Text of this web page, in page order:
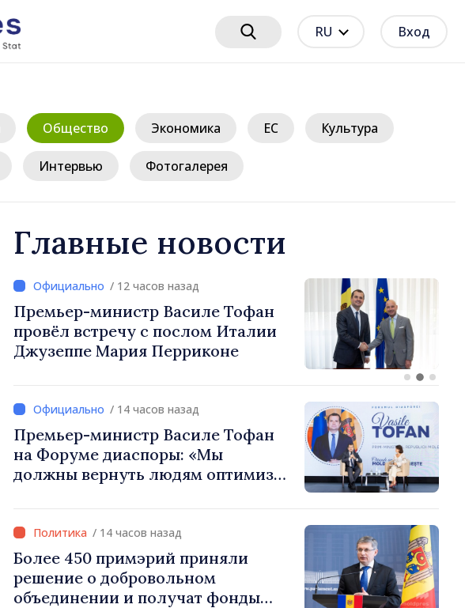
RU Вход
Общество Экономика ЕС Культура
Интервью Фотогалерея
Главные новости
/ 13 часов назад
Премьер-министр Республики
Молдова Василе Тофан и
премьер-министр Бельгии Барт де
/ 14 часов назад
Премьер-министр Василе Тофан
на Форуме диаспоры: «Мы
должны вернуть людям оптимизм
правильном направлении»
/ 14 часов назад
Более 450 примэрий приняли
решение о добровольном
объединении и получат фонды